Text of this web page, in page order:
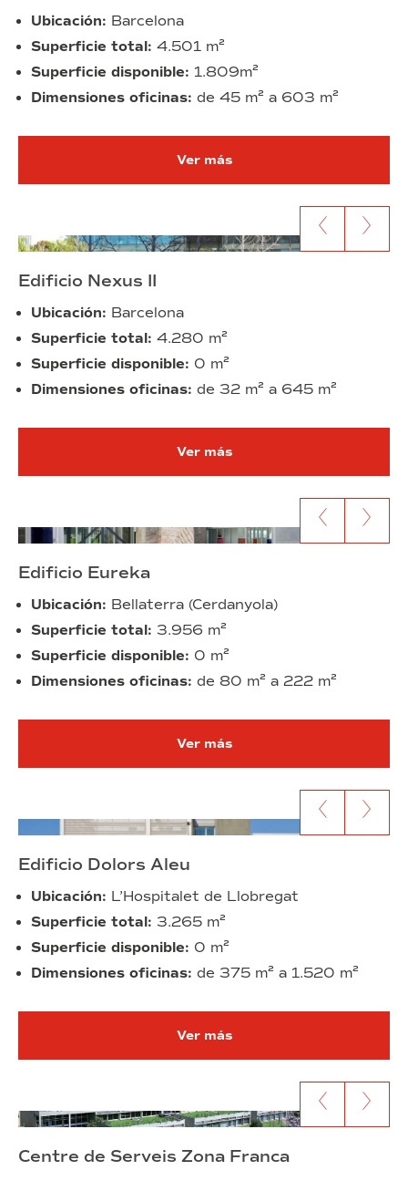
Ubicación: Barcelona
Superficie total: 4.501 m²
Superficie disponible: 1.809m²
Dimensiones oficinas: de 45 m² a 603 m²
Ver más
Ir al
Ir al anterior contenido
Edificio Nexus II
Ubicación: Barcelona
Superficie total: 4.280 m²
Superficie disponible: 0 m²
Dimensiones oficinas: de 32 m² a 645 m²
Ver más
Ir al
Ir al anterior contenido
Edificio Eureka
Ubicación: Bellaterra (Cerdanyola)
Superficie total: 3.956 m²
Superficie disponible: 0 m²
Dimensiones oficinas: de 80 m² a 222 m²
Ver más
Ir al
Ir al anterior contenido
Edificio Dolors Aleu
Ubicación: L’Hospitalet de Llobregat
Superficie total: 3.265 m²
Superficie disponible: 0 m²
Dimensiones oficinas: de 375 m² a 1.520 m²
Ver más
Ir al
Ir al anterior contenido
Centre de Serveis Zona Franca